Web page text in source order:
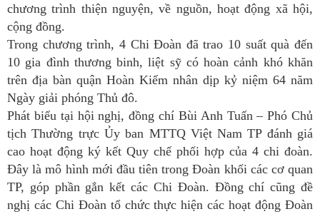
chương trình thiện nguyện, về nguồn, hoạt động xã hội,
cộng đồng.
Trong chương trình, 4 Chi Đoàn đã trao 10 suất quà đến
10 gia đình thương binh, liệt sỹ có hoàn cảnh khó khăn
trên địa bàn quận Hoàn Kiếm nhân dịp kỷ niệm 64 năm
Ngày giải phóng Thủ đô.
Phát biểu tại hội nghị, đồng chí Bùi Anh Tuấn – Phó Chủ
tịch Thường trực Ủy ban MTTQ Việt Nam TP đánh giá
cao hoạt động ký kết Quy chế phối hợp của 4 chi đoàn.
Đây là mô hình mới đầu tiên trong Đoàn khối các cơ quan
TP, góp phần gắn kết các Chi Đoàn. Đồng chí cũng đề
nghị các Chi Đoàn tổ chức thực hiện các hoạt động Đoàn